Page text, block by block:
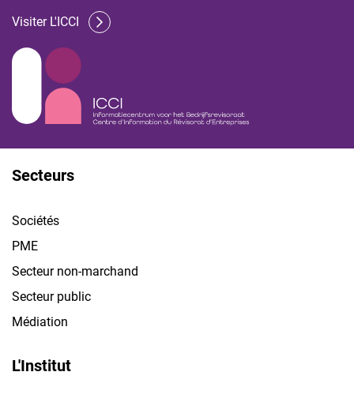
Visiter L'ICCI
Secteurs
Sociétés
PME
Secteur non-marchand
Secteur public
Médiation
L'Institut